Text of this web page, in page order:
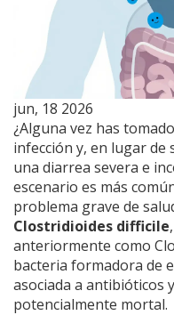
jun, 18 2026
¿Alguna vez has
infección y, en lugar
una diarrea severa e
escenario es más
problema grave de
Clostridioides difficile
anteriormente como
bacteria formadora de
asociada a antibióticos
potencialmente mortal.